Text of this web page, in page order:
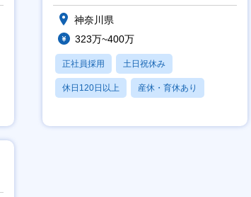
神奈川県
323万~400万
正社員採用 土日祝休み
休日120日以上 産休・育休あり